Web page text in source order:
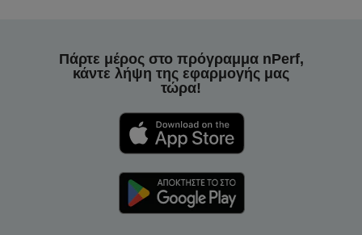
Πάρτε μέρος στο πρόγραμμα nPerf,
κάντε λήψη της εφαρμογής μας
τώρα!